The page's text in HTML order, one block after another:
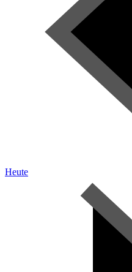
Heute